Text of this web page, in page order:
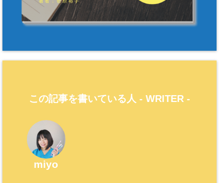
この記事を書いている人 - WRITER -
miyo